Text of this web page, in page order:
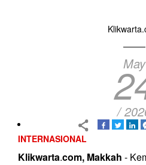
May
/
INTERNASIONAL
Klikwarta.com, Makkah -